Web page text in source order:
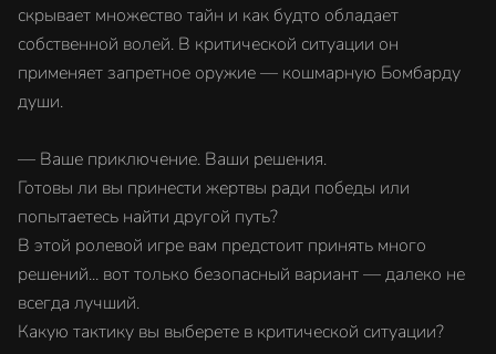
скрывает множество тайн и как будто обладает
собственной волей. В критической ситуации он
применяет запретное оружие — кошмарную Бомбарду
души.
— Ваше приключение. Ваши решения.
Готовы ли вы принести жертвы ради победы или
попытаетесь найти другой путь?
В этой ролевой игре вам предстоит принять много
решений... вот только безопасный вариант — далеко не
всегда лучший.
Какую тактику вы выберете в критической ситуации?